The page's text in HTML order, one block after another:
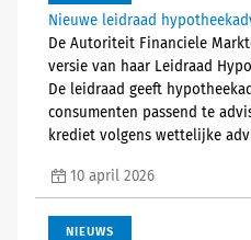
Nieuwe leidraad
De Autoriteit Financiele
versie van haar Leidraad
De leidraad geeft
consumenten passend te
krediet volgens wettelijke
10 april 2026
NIEUWS